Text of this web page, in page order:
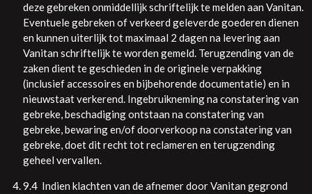
deze gebreken onmiddellijk schriftelijk te melden aan Vanitan.
Eventuele gebreken of verkeerd geleverde goederen dienen
en kunnen uiterlijk tot maximaal 2 dagen na levering aan
Vanitan schriftelijk te worden gemeld. Terugzending van de
zaken dient te geschieden in de originele verpakking
(inclusief accessoires en bijbehorende documentatie) en in
nieuwstaat verkerend. Ingebruikneming na constatering van
gebreke, beschadiging ontstaan na constatering van
gebreke, bewaring en/of doorverkoop na constatering van
gebreke, doet dit recht tot reclameren en terugzending
geheel vervallen.
9.4 Indien klachten van de afnemer door Vanitan gegrond